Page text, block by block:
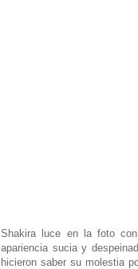
Shakira luce en la foto
apariencia sucia y
hicieron saber su molestia